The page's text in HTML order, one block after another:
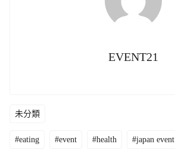
EVENT21
未分類
#eating #event #health #japan event